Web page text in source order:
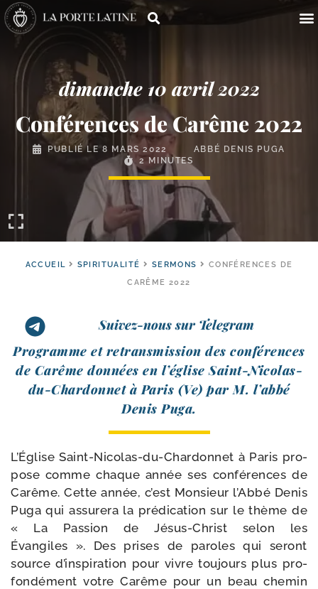
dimanche 10 avril 2022
Conférences de Carême 2022
PUBLIÉ LE8 MARS 2022
ABBÉ DENIS PUGA
2 MINUTES
ACCUEIL SPIRITUALITÉ SERMONS
CONFÉRENCES DE
CARÊME 2022
Suivez-nous sur Telegram
Programme et retrans­mis­sion des confé­rences
de Carême don­nées en l’é­glise Saint-​Nicolas-​
du-​Chardonnet à Paris (Ve) par M. l’ab­bé
Denis Puga.
L’Église Saint-​Nicolas-​du-​Chardonnet à Paris pro­
pose comme chaque année ses confé­rences de
Carême. Cette année, c’est Monsieur l’Abbé Denis
Puga qui assu­re­ra la pré­di­ca­tion sur le thème de
« La Passion de Jésus-​Christ selon les
Évangiles ». Des prises de paroles qui seront
source d’ins­pi­ra­tion pour vivre tou­jours plus pro­
fon­dé­ment votre Carême pour un beau che­min